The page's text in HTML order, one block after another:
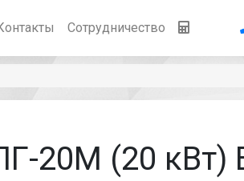
Сотрудничество
20М (20 кВт)